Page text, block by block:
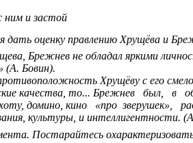
ним и застой
оценку правлению Хрущёва и
Брежнев не обладал яркими
(А. Бовин).
Хрущёву с его
качества, то... Брежнев был, в
домино, кино «про
культуры, и интеллигентности.
Постарайтесь охарактеризовать